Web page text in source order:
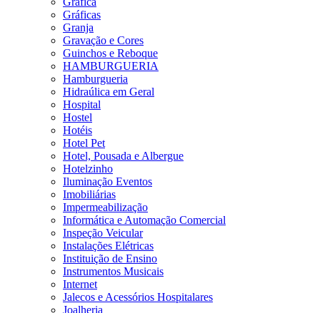
Gráficas
Granja
Gravação e Cores
Guinchos e Reboque
HAMBURGUERIA
Hamburgueria
Hidraúlica em Geral
Hospital
Hostel
Hotéis
Hotel Pet
Hotel, Pousada e Albergue
Hotelzinho
Iluminação Eventos
Imobiliárias
Impermeabilização
Informática e Automação Comercial
Inspeção Veicular
Instalações Elétricas
Instituição de Ensino
Instrumentos Musicais
Internet
Jalecos e Acessórios Hospitalares
Joalheria